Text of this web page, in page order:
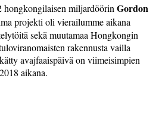
miljardöörin Gordon
projekti oli vierailumme aikana
sekä muutamaa Hongkongin
rakennusta vailla
avajfaaispäivä on viimeisimpien
aikana.